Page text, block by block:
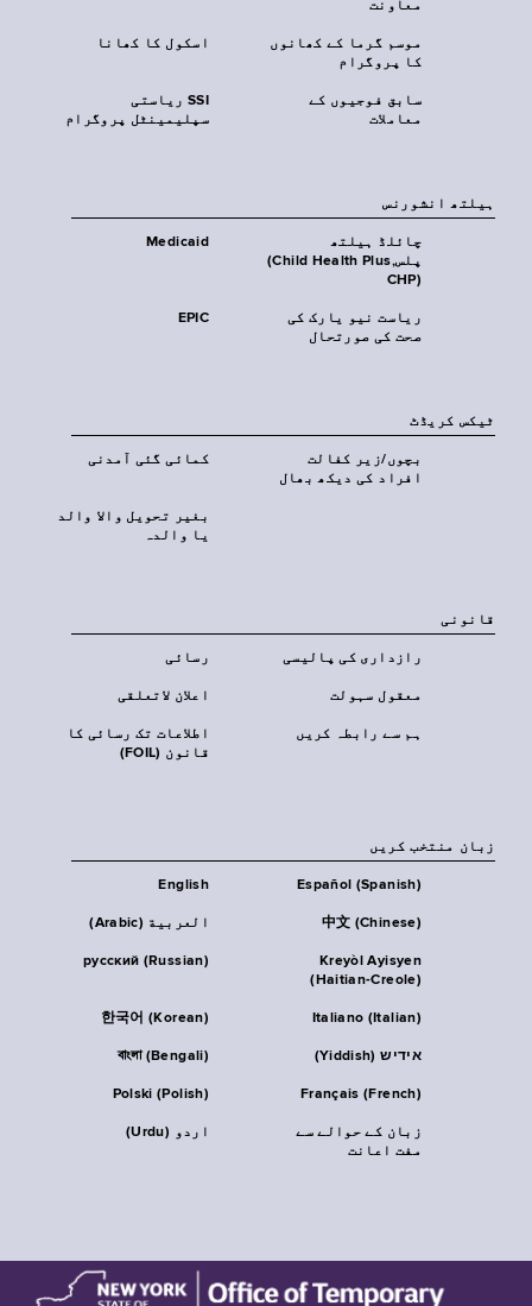
معاونت
اسکول کا کھانا
موسم گرما کے کھانوں
کا پروگرام
SSI ریاستی
سپلیمینٹل پروگرام
سابق فوجیوں کے
معاملات
‏ہیلتھ انشورنس
Medicaid
چائلڈ ہیلتھ
پلس‎(Child Health Plus,
CHP)‎
EPIC
ریاست نیو یارک کی
صحت کی صورتحال
ٹیکس کریڈٹ
کمائی گئی آمدنی
بچوں/زیر کفالت
افراد کی دیکھ بھال
بغیر تحویل والا والد
یا والدہ
قانونی
رسائی رازداری کی پالیسی
اعلان لاتعلقی معقول سہولت
اطلاعات تک رسائی کا
قانون (FOIL)
ہم سے رابطہ کریں
زبان منتخب کریں
English Español (Spanish)
العربية (Arabic) 中文 (Chinese)
русский (Russian)
Kreyòl Ayisyen
(Haitian-Creole)
한국어 (Korean) Italiano (Italian)
বাংলা (Bengali) אידיש (Yiddish)
Polski (Polish) Français (French)
اردو (Urdu)
زبان کے حوالے سے
مفت اعانت